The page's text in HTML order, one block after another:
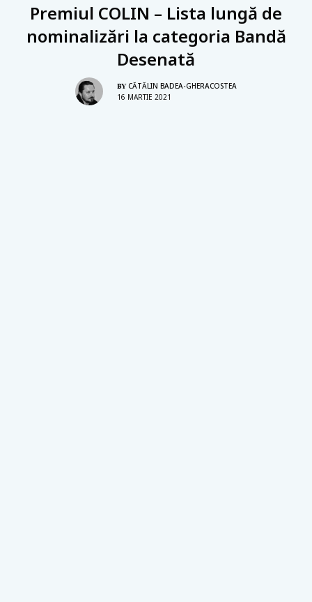
Premiul COLIN – Lista lungă de
nominalizări la categoria Bandă
Desenată
BY CĂTĂLIN BADEA-GHERACOSTEA
16 MARTIE 2021